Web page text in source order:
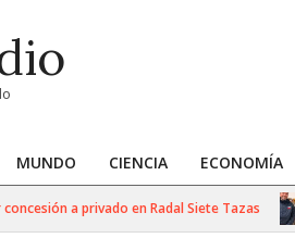
MUNDO CIENCIA ECONOMÍA
a privado en Radal Siete Tazas